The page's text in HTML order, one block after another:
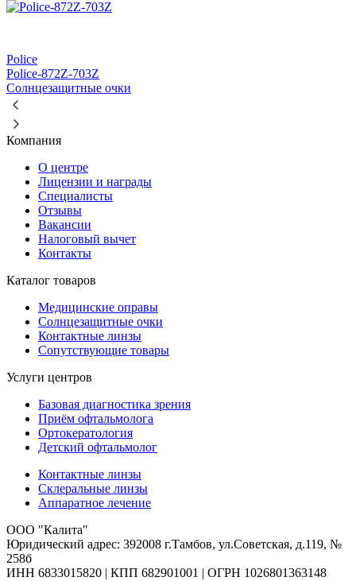
Police
Police-872Z-703Z
Солнцезащитные очки
Компания
О центре
Лицензии и награды
Специалисты
Отзывы
Вакансии
Налоговый вычет
Контакты
Каталог товаров
Медицинские оправы
Солнцезащитные очки
Контактные линзы
Сопутствующие товары
Услуги центров
Базовая диагностика зрения
Приём офтальмолога
Ортокератология
Детский офтальмолог
Контактные линзы
Склеральные линзы
Аппаратное лечение
ООО "Калита"
Юридический адрес: 392008 г.Тамбов, ул.Советская, д.119, №
258б
ИНН 6833015820 | КПП 682901001 | ОГРН 1026801363148